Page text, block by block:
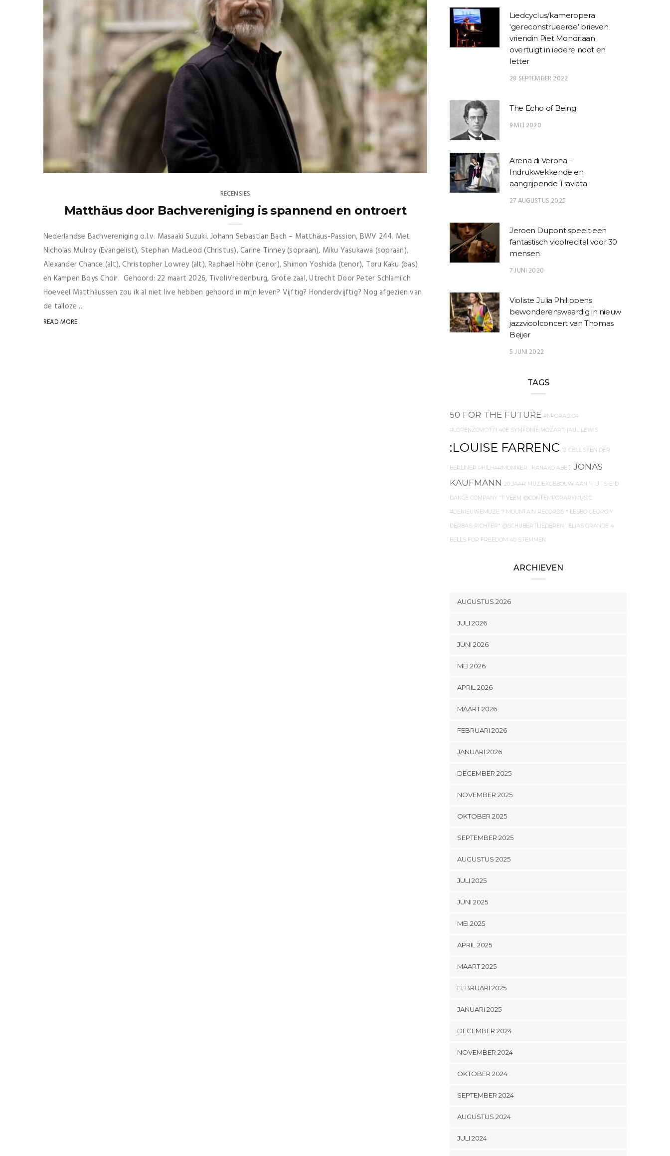
RECENSIES
Matthäus door Bachvereniging is spannend en ontroert
Nederlandse Bachvereniging o.l.v. Masaaki Suzuki. Johann Sebastian Bach – Matthäus-Passion, BWV 244. Met
Nicholas Mulroy (Evangelist), Stephan MacLeod (Christus), Carine Tinney (sopraan), Miku Yasukawa (sopraan),
Alexander Chance (alt), Christopher Lowrey (alt), Raphael Höhn (tenor), Shimon Yoshida (tenor), Toru Kaku (bas)
en Kampen Boys Choir. Gehoord: 22 maart 2026, TivoliVredenburg, Grote zaal, Utrecht Door Peter Schlamilch
Hoeveel Matthäussen zou ik al niet live hebben gehoord in mijn leven? Vijftig? Honderdvijftig? Nog afgezien van
de talloze ...
READ MORE
Liedcyclus/kameropera
‘gereconstrueerde’ brieven
vriendin Piet Mondriaan
overtuigt in iedere noot en
letter
28 SEPTEMBER 2022
The Echo of Being
9 MEI 2020
Arena di Verona –
Indrukwekkende en
aangrijpende Traviata
27 AUGUSTUS 2025
Jeroen Dupont speelt een
fantastisch vioolrecital voor 30
mensen
7 JUNI 2020
Violiste Julia Philippens
bewonderenswaardig in nieuw
jazzvioolconcert van Thomas
Beijer
5 JUNI 2022
TAGS
50 FOR THE FUTURE #NPORADIO4
#LORENZOVIOTTI 40E SYMFONIE MOZART {AUL LEWIS
:LOUISE FARRENC 12 CELLISTEN DER
BERLINER PHILHARMONIKER . KANAKO ABE : JONAS
KAUFMANN 20 JAAR MUZIEKGEBOUW AAN 'T IJ . S-E-D
DANCE COMPANY 'T VEEM @CONTEMPORARYMUSIC
#DENIEUWEMUZE 7 MOUNTAIN RECORDS * LESBO GEORGIY
DERBAS-RICHTER* @SCHUBERTLIEDEREN . ELIAS GRANDE 4
BELLS FOR FREEDOM 40 STEMMEN
ARCHIEVEN
AUGUSTUS 2026
JULI 2026
JUNI 2026
MEI 2026
APRIL 2026
MAART 2026
FEBRUARI 2026
JANUARI 2026
DECEMBER 2025
NOVEMBER 2025
OKTOBER 2025
SEPTEMBER 2025
AUGUSTUS 2025
JULI 2025
JUNI 2025
MEI 2025
APRIL 2025
MAART 2025
FEBRUARI 2025
JANUARI 2025
DECEMBER 2024
NOVEMBER 2024
OKTOBER 2024
SEPTEMBER 2024
AUGUSTUS 2024
JULI 2024